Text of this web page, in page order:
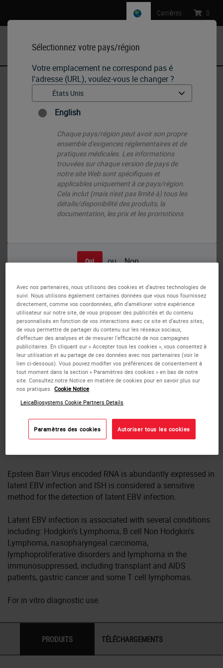
Sélectionnez votre pays/région
Votre emplacement ne correspond pas é
l'adresse (URL), voulez-vous le changer ?
English
Chaque pays/région peut avoir son propre
ensemble d'exigences réglementaires et de
pratiques médicales. Les informations
trouvées sur chaque version de pays de
notre site Web sont spécifiques et
applicables uniquement à ce pays/région.
Cela inclut (mais n'est pas limité à) tous les
détails/disponibilité des produits, la
documentation, les prix et les promotions.
Oui ou Non
Carrières : 0
IHC & ISH • ISH Probes - Molecular Pathology
BOND EBER Probe
Polymer Refine Detection.
BOND EBER Probe
BOND ISH probes are provided in a ready-to-use format and
their use has been validated together with Leica ancillaries
and BOND Polymer Refine detection for quality you can
depend on. Turnaround time is rapid – around 4 hours 20
minutes using the standard BOND protocol, enabling the
rapid turnaround of results vs. typical overnight protocols
or outsourced testing, for improved patient care.
Background
Epstein-Barr Virus (EBV) is a member of the Gamma
Herpes Virus family. EBV can establish both lytic infection
Epstein Barr Virus encoded RNA is abundantly expressed in
latent EBV infection and ISH is considered a sensitive
method for the detection of latent EBV infection.
Latent EBV infection is associated with several conditions
including: Hodgkin's Lymphoma, B cell Non Hodgkin's
Lymphoma, nasopharyngeal carcinoma,
lymphoproliferative disorders and lymphoma in the
immunosuppressed, including transplant and AIDS
patients, gastric cancer and some T cell lymphomas.
For in vitro diagnostic use.
PRODUITS TÉLÉCHARGEMENTS
Avec nos partenaires, nous utilisons des cookies et d’autres technologies de
suivi. Nous utilisons également certaines données que vous nous fournissez
directement, comme vos coordonnées, afin d’améliorer votre expérience
utilisateur sur notre site, de vous proposer des publicités et du contenu
personnalisés en fonction de vos interactions avec ce site et d’autres sites,
de vous permettre de partager du contenu sur les réseaux sociaux,
d’effectuer des analyses et de mesurer l’efficacité de nos campagnes
publicitaires. En cliquant sur « Accepter tous les cookies », vous consentez à
leur utilisation et au partage de ces données avec nos partenaires (voir le
lien ci-dessous). Vous pouvez modifier vos préférences de consentement à
tout moment dans la section « Paramètres des cookies » en bas de notre
site. Consultez notre Notice en matière de cookies pour en savoir plus sur
nos pratiques. Cookie Notice
LeicaBiosystems Cookie Partners Details
Paramètres des cookies Autoriser tous les cookies